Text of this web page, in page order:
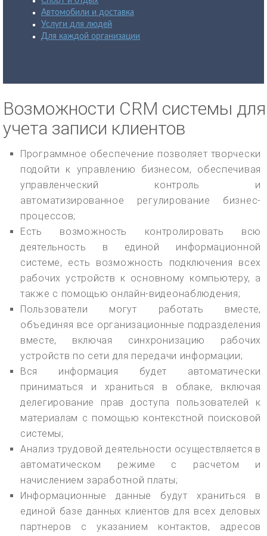
Автомобили и доставка
Услуги для людей
Для каждой организации
Возможности CRM системы для
учета записи клиентов
Программное обеспечение позволяет творчески
подойти к управлению бизнесом, обеспечивая
управленческий контроль и
автоматизированное регулирование бизнес-
процессов;
Есть возможность контролировать всю
деятельность в единой информационной
системе, есть возможность подключения всех
рабочих устройств к основному компьютеру, а
также с помощью онлайн-видеонаблюдения;
Пользователи могут работать вместе,
объединяя все организационные подразделения
вместе, включая синхронизацию рабочих
устройств по сети для передачи информации;
Вся информация будет автоматически
приниматься и храниться в облаке, включая
делегирование прав доступа пользователей к
материалам с помощью контекстной поисковой
системы;
Анализ трудовой деятельности осуществляется в
автоматическом режиме с расчетом и
начислением заработной платы;
Информационные данные будут храниться в
единой базе данных клиентов для всех деловых
партнеров с указанием контактов, адресов